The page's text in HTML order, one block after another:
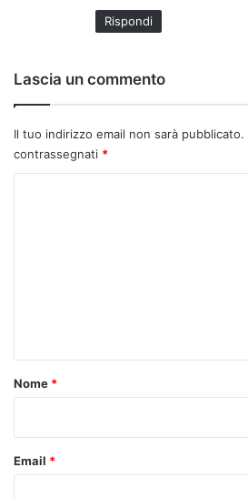
Rispondi
Lascia un commento
Il tuo indirizzo email non sarà pubblicato.
contrassegnati *
o
Nome *
Email *